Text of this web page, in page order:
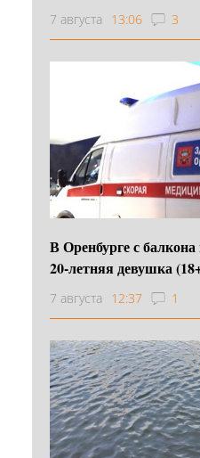
7 августа 13:06 3
В Оренбурге с
20-летняя девушка
7 августа 12:37 1